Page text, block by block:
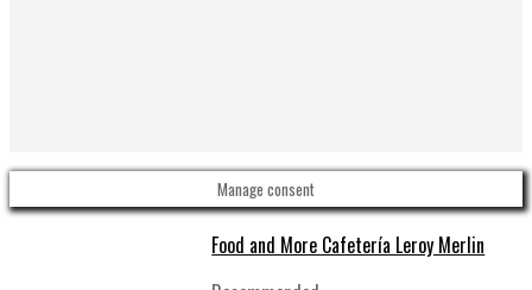
Manage consent
Food and More Cafetería Leroy Merlin